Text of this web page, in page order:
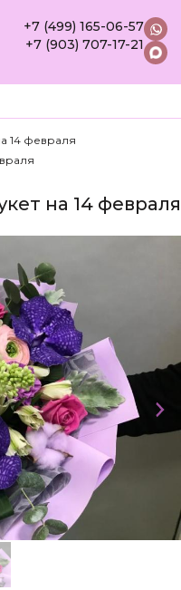
+7 (499) 165-06-57
+7 (903) 707-17-21
14 февраля
на 14 февраля